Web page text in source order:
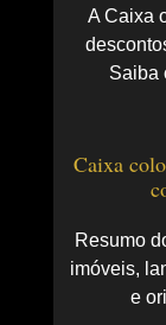
A Caixa
Saiba
Caixa
Resumo
imóveis,
e